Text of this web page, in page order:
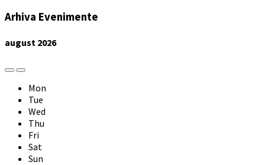
Arhiva Evenimente
august 2026
Previous
Month
Next
Month
Mon
Tue
Wed
Thu
Fri
Sat
Sun